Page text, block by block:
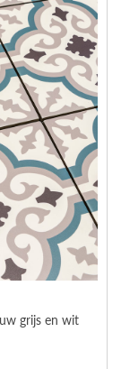
grijs en wit